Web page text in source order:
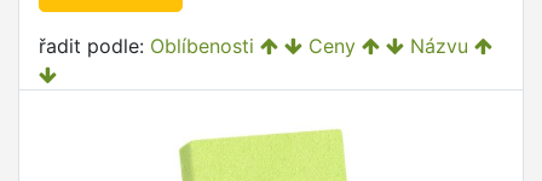
řadit podle: Oblíbenosti Ceny Názvu